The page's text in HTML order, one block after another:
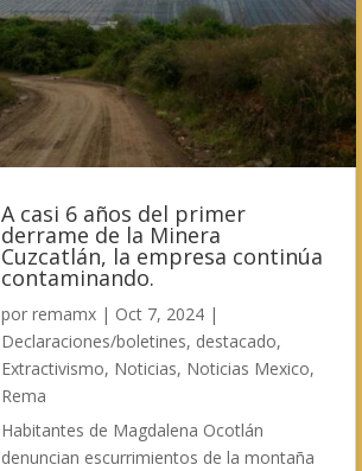
A casi 6 años del primer
derrame de la Minera
Cuzcatlán, la empresa continúa
contaminando.
porremamx | Oct 7, 2024 |
Declaraciones/boletines, destacado,
Extractivismo, Noticias, Noticias Mexico,
Rema
Habitantes de Magdalena Ocotlán
denuncian escurrimientos de la montaña